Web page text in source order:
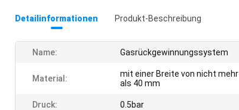
Detailinformationen Produkt-Beschreibung
Name: Gasrückgewinnungssystem
Material:
mit einer Breite von nicht mehr
als 40 mm
Druck: 0.5bar